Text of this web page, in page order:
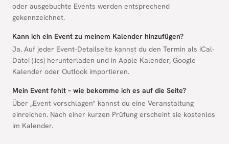
oder ausgebuchte Events werden entsprechend
gekennzeichnet.
Kann ich ein Event zu meinem Kalender hinzufügen?
Ja. Auf jeder Event-Detailseite kannst du den Termin als iCal-
Datei (.ics) herunterladen und in Apple Kalender, Google
Kalender oder Outlook importieren.
Mein Event fehlt – wie bekomme ich es auf die Seite?
Über „Event vorschlagen" kannst du eine Veranstaltung
einreichen. Nach einer kurzen Prüfung erscheint sie kostenlos
im Kalender.